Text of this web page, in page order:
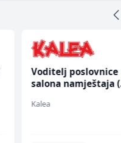
Voditelj poslovnice
salona namještaja
Kalea